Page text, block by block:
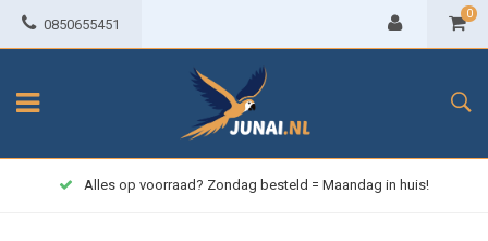
0850655451
0
Alles op voorraad? Zondag besteld = Maandag in huis!